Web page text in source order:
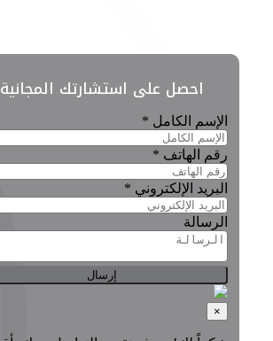
احصل على استشارتك المجانية